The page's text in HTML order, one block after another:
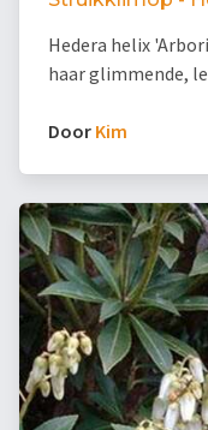
Hedera helix
haar glimmende,
Door Kim